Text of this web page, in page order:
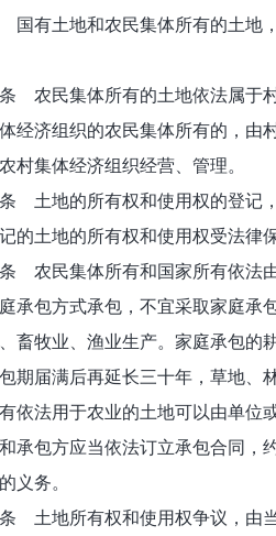
土地和农民集体所有的土地，
民集体所有的土地依法属于村
经济组织的农民集体所有的，
村集体经济组织经营、管理。
地的所有权和使用权的登记，
土地的所有权和使用权受法律
民集体所有和国家所有依法由
承包方式承包，不宜采取家庭承
畜牧业、渔业生产。家庭承包的
期届满后再延长三十年，草地、
法用于农业的土地可以由单位
包方应当依法订立承包合同，约
义务。
地所有权和使用权争议，由当